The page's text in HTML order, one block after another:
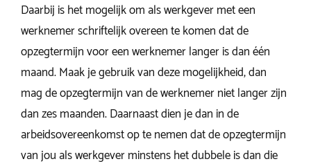
Daarbij is het mogelijk om als werkgever met een
werknemer schriftelijk overeen te komen dat de
opzegtermijn voor een werknemer langer is dan één
maand. Maak je gebruik van deze mogelijkheid, dan
mag de opzegtermijn van de werknemer niet langer zijn
dan zes maanden. Daarnaast dien je dan in de
arbeidsovereenkomst op te nemen dat de opzegtermijn
van jou als werkgever minstens het dubbele is dan die